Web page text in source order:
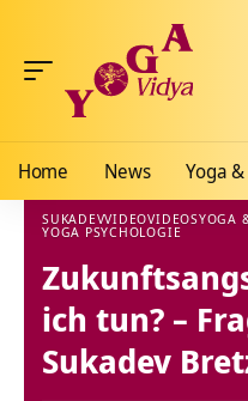
Home News Yoga
SUKADEVVIDEOVIDEOSYOGA
YOGA PSYCHOLOGIE
ich tun? –
Sukadev